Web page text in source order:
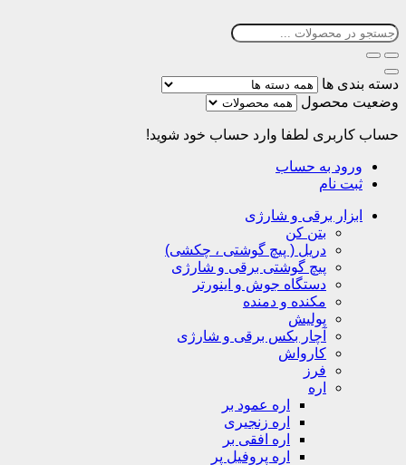
دسته بندی ها
وضعیت محصول
حساب کاربری لطفا وارد حساب خود شوید!
ورود به حساب
ثبت نام
ابزار برقی و شارژی
بتن کن
دریل ( پیچ گوشتی ، چکشی)
پیچ گوشتی برقی و شارژی
دستگاه جوش و اینورتر
مکنده و دمنده
پولیش
آچار بکس برقی و شارژی
کارواش
فرز
اره
اره عمود بر
اره زنجیری
اره افقی بر
اره پروفیل پر